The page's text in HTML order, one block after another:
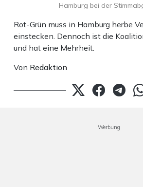
Rot-Grün muss in Hamburg herbe
einstecken. Dennoch ist die
und hat eine Mehrheit.
Von Redaktion
Hamburg bei der
Werbung